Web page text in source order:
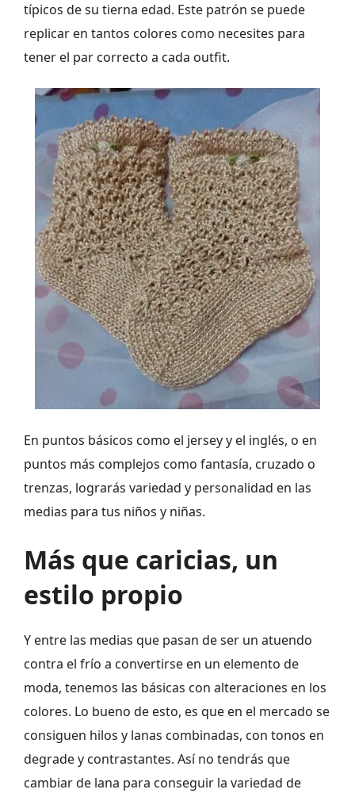
típicos de su tierna edad. Este patrón se puede
replicar en tantos colores como necesites para
tener el par correcto a cada outfit.
En puntos básicos como el jersey y el inglés, o en
puntos más complejos como fantasía, cruzado o
trenzas, lograrás variedad y personalidad en las
medias para tus niños y niñas.
Más que caricias, un
estilo propio
Y entre las medias que pasan de ser un atuendo
contra el frío a convertirse en un elemento de
moda, tenemos las básicas con alteraciones en los
colores. Lo bueno de esto, es que en el mercado se
consiguen hilos y lanas combinadas, con tonos en
degrade y contrastantes. Así no tendrás que
cambiar de lana para conseguir la variedad de